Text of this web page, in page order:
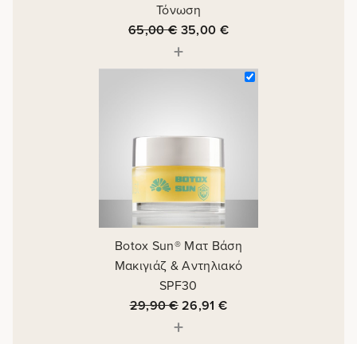
Τόνωση
65,00€ 35,00 €
+
Botox Sun® Ματ Βάση
Μακιγιάζ & Αντηλιακό
SPF30
29,90€26,91€
+